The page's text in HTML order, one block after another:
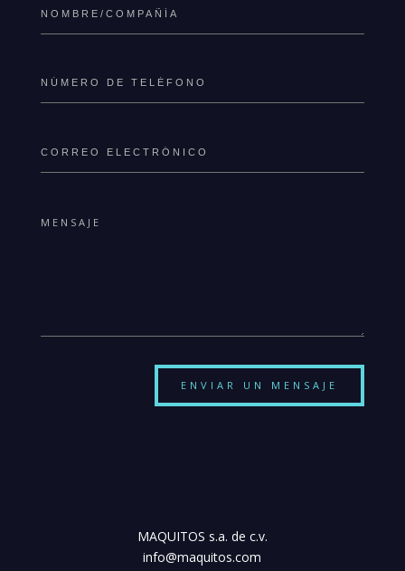
ENVIAR UN MENSAJE
MAQUITOS s.a. de c.v.
info@maquitos.com